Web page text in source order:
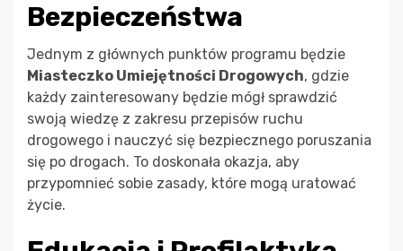
Bezpieczeństwa
Jednym z głównych punktów programu będzie
Miasteczko Umiejętności Drogowych, gdzie
każdy zainteresowany będzie mógł sprawdzić
swoją wiedzę z zakresu przepisów ruchu
drogowego i nauczyć się bezpiecznego poruszania
się po drogach. To doskonała okazja, aby
przypomnieć sobie zasady, które mogą uratować
życie.